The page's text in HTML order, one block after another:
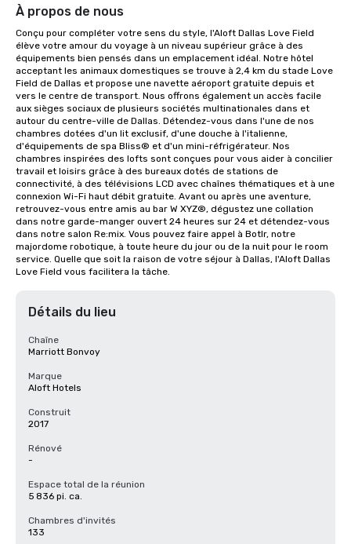
À propos de nous
Conçu pour compléter votre sens du style, l'Aloft Dallas Love Field
élève votre amour du voyage à un niveau supérieur grâce à des
équipements bien pensés dans un emplacement idéal. Notre hôtel
acceptant les animaux domestiques se trouve à 2,4 km du stade Love
Field de Dallas et propose une navette aéroport gratuite depuis et
vers le centre de transport. Nous offrons également un accès facile
aux sièges sociaux de plusieurs sociétés multinationales dans et
autour du centre-ville de Dallas. Détendez-vous dans l'une de nos
chambres dotées d'un lit exclusif, d'une douche à l'italienne,
d'équipements de spa Bliss® et d'un mini-réfrigérateur. Nos
chambres inspirées des lofts sont conçues pour vous aider à concilier
travail et loisirs grâce à des bureaux dotés de stations de
connectivité, à des télévisions LCD avec chaînes thématiques et à une
connexion Wi-Fi haut débit gratuite. Avant ou après une aventure,
retrouvez-vous entre amis au bar W XYZ®, dégustez une collation
dans notre garde-manger ouvert 24 heures sur 24 et détendez-vous
dans notre salon Re:mix. Vous pouvez faire appel à Botlr, notre
majordome robotique, à toute heure du jour ou de la nuit pour le room
service. Quelle que soit la raison de votre séjour à Dallas, l'Aloft Dallas
Love Field vous facilitera la tâche.
Détails du lieu
Chaîne
Marriott Bonvoy
Marque
Aloft Hotels
Construit
2017
Rénové
-
Espace total de la réunion
5 836 pi. ca.
Chambres d'invités
133